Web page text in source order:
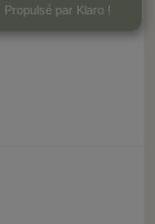
Propulsé par Klaro !